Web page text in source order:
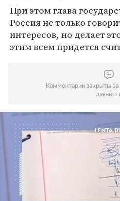
При этом глава
Россия не только
интересов, но делает
этим всем придется
Комментарии закрыты за